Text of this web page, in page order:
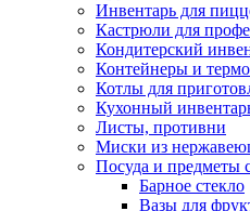
Инвентарь для
Кастрюли для
Кондитерский
Контейнеры и
Котлы для
Кухонный
Листы, противни
Миски из
Посуда и предметы
Барное стекло
Вазы для